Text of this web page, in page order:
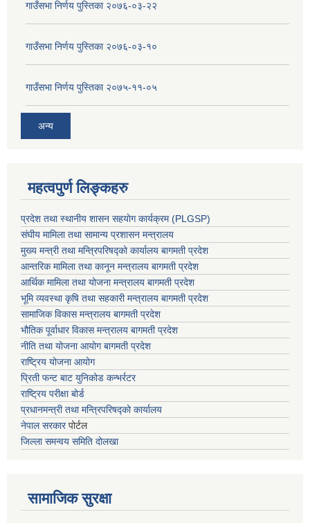
गाउँसभा निर्णय पुस्तिका २०७६-०३-२२
गाउँसभा निर्णय पुस्तिका २०७६-०३-१०
गाउँसभा निर्णय पुस्तिका २०७५-११-०५
अन्य
महत्वपुर्ण लिङ्कहरु
प्रदेश तथा स्थानीय शासन सहयाेग कार्यक्रम (PLGSP)
संघीय मामिला तथा सामान्य प्रशासन मन्त्रालय
मुख्य मन्त्री तथा मन्त्रिपरिषद्को कार्यालय बागमती प्रदेश
आन्तरिक मामिला तथा कानून मन्त्रालय बागमती प्रदेश
आर्थिक मामिला तथा योजना मन्त्रालय बागमती प्रदेश
भूमि व्यवस्था कृषि तथा सहकारी मन्त्रालय बागमती प्रदेश
सामाजिक विकास मन्त्रालय बागमती प्रदेश
भौतिक पूर्वाधार विकास मन्त्रालय बागमती प्रदेश
नीति तथा योजना आयोग बागमती प्रदेश
राष्ट्रिय योजना आयोग
प्रिती फन्ट बाट युनिकोड कन्भर्रटर
राष्ट्रिय परीक्षा बोर्ड
प्रधानमन्त्री तथा मन्त्रिपरिषद्को कार्यालय
नेपाल सरकारपोर्टल
जिल्ला समन्वय समिति दोलखा
सामाजिक सुरक्षा